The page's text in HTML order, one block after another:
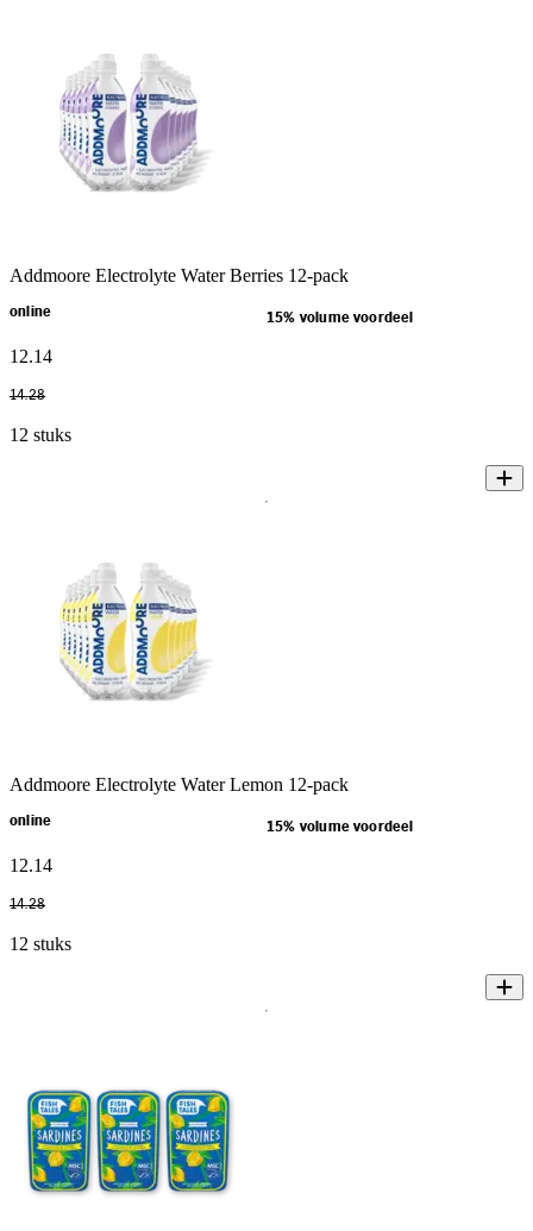
Addmoore Electrolyte Water Berries 12-pack
online 15% volume voordeel
12.14
14.28
12 stuks
Addmoore Electrolyte Water Lemon 12-pack
online 15% volume voordeel
12.14
14.28
12 stuks